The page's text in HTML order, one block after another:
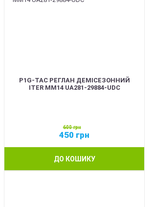
P1G-TAC РЕГЛАН ДЕМІСЕЗОННИЙ
ITER ММ14 UA281-29884-UDC
600грн
450 грн
ДО КОШИКУ